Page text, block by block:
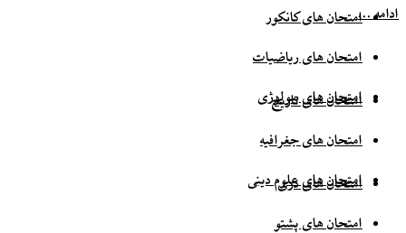
ادامه ...امتحان های کانکور
امتحان های ریاضیات
امتحان های بیولوژی
امتحان های تاریخ
امتحان های جغرافیه
امتحان های علوم دینی
امتحان های دری
امتحان های پشتو